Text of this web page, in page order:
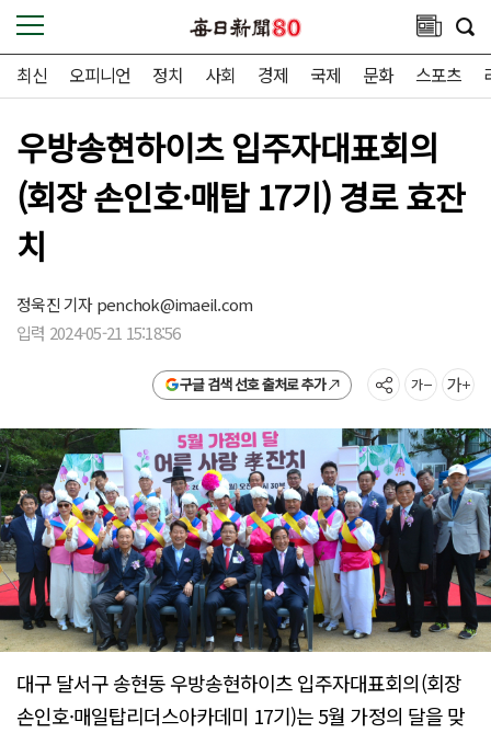
최신 오피니언 정치 사회 경제 국제 문화 스포츠
우방송현하이츠 입주자대표회의
(회장 손인호·매탑 17기) 경로 효잔
치
정욱진 기자penchok@imaeil.com
입력 2024-05-21 15:18:56
구글 검색 선호 출처로 추가
대구 달서구 송현동 우방송현하이츠 입주자대표회의(회장
손인호·매일탑리더스아카데미 17기)는 5월 가정의 달을 맞